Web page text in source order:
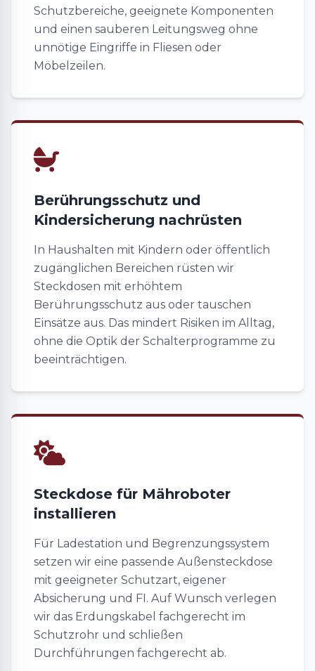
Schutzbereiche, geeignete Komponenten
und einen sauberen Leitungsweg ohne
unnötige Eingriffe in Fliesen oder
Möbelzeilen.
Berührungsschutz und
Kindersicherung nachrüsten
In Haushalten mit Kindern oder öffentlich
zugänglichen Bereichen rüsten wir
Steckdosen mit erhöhtem
Berührungsschutz aus oder tauschen
Einsätze aus. Das mindert Risiken im Alltag,
ohne die Optik der Schalterprogramme zu
beeinträchtigen.
Steckdose für Mähroboter
installieren
Für Ladestation und Begrenzungssystem
setzen wir eine passende Außensteckdose
mit geeigneter Schutzart, eigener
Absicherung und FI. Auf Wunsch verlegen
wir das Erdungskabel fachgerecht im
Schutzrohr und schließen
Durchführungen fachgerecht ab.